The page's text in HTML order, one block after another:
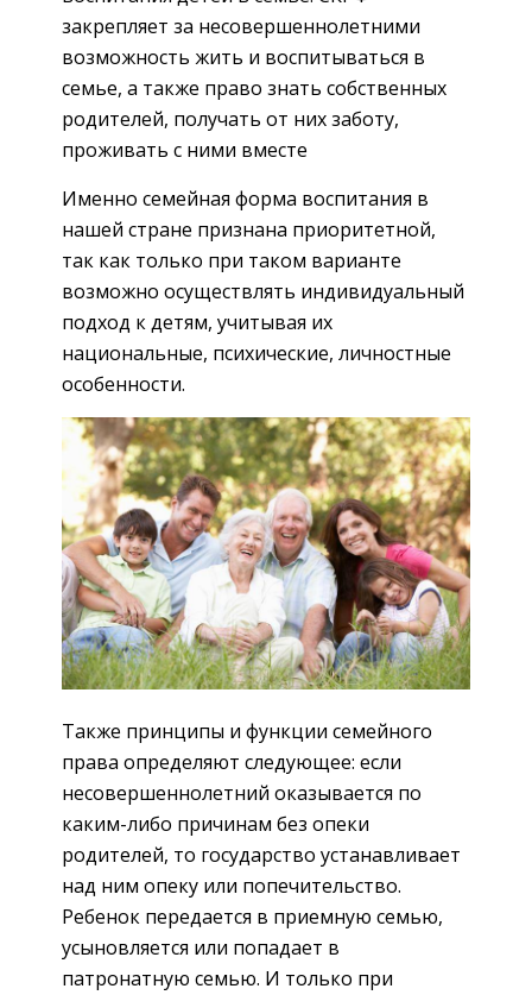
закрепляет за несовершеннолетними
возможность жить и воспитываться в
семье, а также право знать собственных
родителей, получать от них заботу,
проживать с ними вместе
Именно семейная форма воспитания в
нашей стране признана приоритетной,
так как только при таком варианте
возможно осуществлять индивидуальный
подход к детям, учитывая их
национальные, психические, личностные
особенности.
Также принципы и функции семейного
права определяют следующее: если
несовершеннолетний оказывается по
каким-либо причинам без опеки
родителей, то государство устанавливает
над ним опеку или попечительство.
Ребенок передается в приемную семью,
усыновляется или попадает в
патронатную семью. И только при